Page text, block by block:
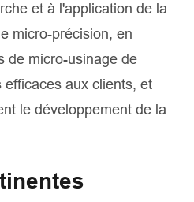
et à l'application de la
micro-précision, en
de micro-usinage de
aux clients, et
le développement de la